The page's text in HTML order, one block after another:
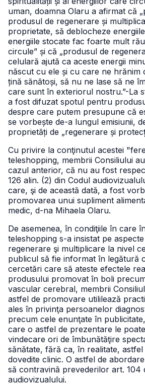
uman, doamna Olaru a afirmat că
produsul de regenerare și
proprietate, să deblocheze
energiile stocate fac foarte mult
circule” și că „produsul de
celulară ajută ca aceste energii
născut cu ele și cu care ne hrănim
țină sănătoși, să nu ne lase să ne
care sunt în exteriorul nostru.”-La
a fost difuzat spotul pentru
despre care putem presupune că
se vorbește de-a lungul emisiunii,
proprietăți de „regenerare și
Cu privire la conţinutul acestei
teleshopping, membrii Consiliului
cazul anterior, că nu au fost
126 alin. (2) din Codul
care, şi de această dată, a fost
promovarea unui supliment
medic, d-na Mihaela Olaru.
De asemenea, în condiţiile în care
teleshopping s-a insistat pe
regenerare şi multiplicare la nivel
publicul să fie informat în legătură
cercetări care să ateste efectele
produsului promovat în boli
vascular cerebral, membrii
astfel de promovare utililează
ales în privinţa persoanelor
precum cele enunţate în
care o astfel de prezentare le
vindecare ori de îmbunătăţire
sănătate, fără ca, în realitate, astfel
dovedite clinic. O astfel de
să contravină prevederilor art. 104
audiovizualului.